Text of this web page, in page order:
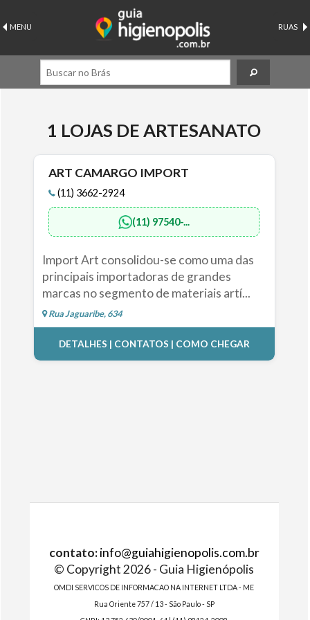
RUAS
MENU
1 LOJAS DE ARTESANATO
ART CAMARGO IMPORT
(11) 3662-2924
(11) 97540-...
Import Art consolidou-se como uma das
principais importadoras de grandes
marcas no segmento de materiais artí...
Rua Jaguaribe, 634
DETALHES | CONTATOS | COMO CHEGAR
contato: info@guiahigienopolis.com.br
© Copyright 2026 - Guia Higienópolis
OMDI SERVICOS DE INFORMACAO NA INTERNET LTDA - ME
Rua Oriente 757 / 13 - São Paulo - SP